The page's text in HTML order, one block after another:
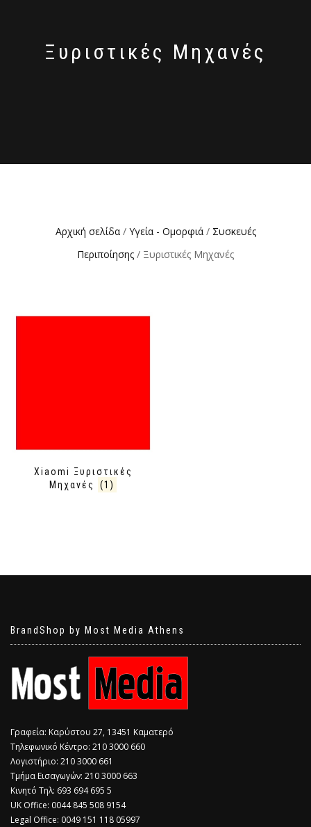
Ξυριστικές Μηχανές
Αρχική σελίδα/ Υγεία - Ομορφιά/ Συσκευές
Περιποίησης / Ξυριστικές Μηχανές
Xiaomi Ξυριστικές
Μηχανές
(1)
BrandShop by Most Media Athens
Γραφεία: Καρύστου 27, 13451 Καματερό
Τηλεφωνικό Κέντρο: 210 3000 660
Λογιστήριο: 210 3000 661
Τμήμα Εισαγωγών: 210 3000 663
Κινητό Τηλ: 693 694 695 5
​UK Office: 0044 845 508 9154
Legal Office: 0049 151 118 05997